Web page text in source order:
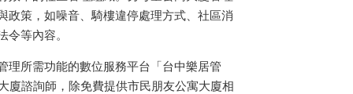
政策，如噪音、騎樓違停處理方式、社區消
等內容。
理所需功能的數位服務平台「台中樂居管
廈諮詢師，除免費提供市民朋友公寓大廈相